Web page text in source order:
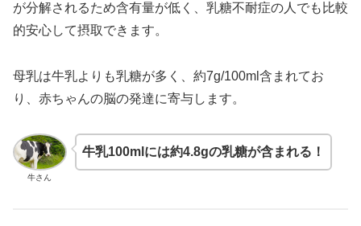
が分解されるため含有量が低く、乳糖不耐症の人でも比較
的安心して摂取できます。
母乳は牛乳よりも乳糖が多く、約7g/100ml含まれてお
り、赤ちゃんの脳の発達に寄与します。
牛さん
牛乳100mlには約4.8gの乳糖が含まれる！